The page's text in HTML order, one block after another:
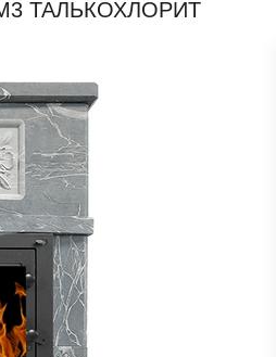
ТАЛЬКОХЛОРИТ